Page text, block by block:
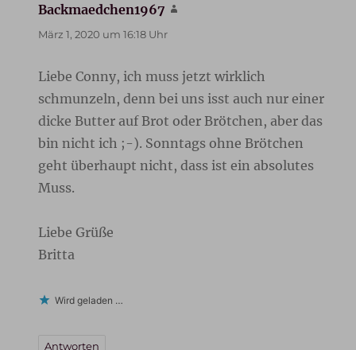
Backmaedchen1967
März 1, 2020 um 16:18 Uhr
Liebe Conny, ich muss jetzt wirklich
schmunzeln, denn bei uns isst auch nur einer
dicke Butter auf Brot oder Brötchen, aber das
bin nicht ich ;-). Sonntags ohne Brötchen
geht überhaupt nicht, dass ist ein absolutes
Muss.
Liebe Grüße
Britta
Wird geladen …
Antworten